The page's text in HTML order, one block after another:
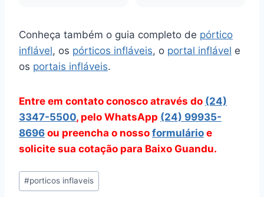
Conheça também o guia completo de pórtico
inflável, os pórticos infláveis, o portal inflável e
os portais infláveis.
Entre em contato conosco através do (24)
3347-5500, pelo WhatsApp (24) 99935-
8696 ou preencha o nosso formulário e
solicite sua cotação para Baixo Guandu.
Tags
do
#porticos inflaveis